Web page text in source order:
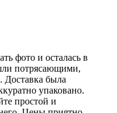
фото и осталась в
потрясающими,
Доставка была
упаковано.
простой и